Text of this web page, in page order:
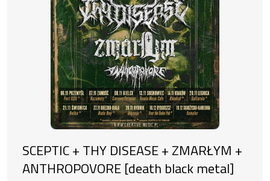
SCEPTIC + THY DISEASE + ZMARŁYM +
ANTHROPOVORE [death black metal]